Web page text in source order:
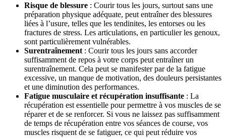
Risque de blessure : Courir tous les jours, surtout sans une
préparation physique adéquate, peut entraîner des blessures
liées à l’usure, telles que les tendinites, les entorses ou les
fractures de stress. Les articulations, en particulier les genoux,
sont particulièrement vulnérables.
Surentraînement : Courir tous les jours sans accorder
suffisamment de repos à votre corps peut entraîner un
surentraînement. Cela peut se manifester par de la fatigue
excessive, un manque de motivation, des douleurs persistantes
et une diminution des performances.
Fatigue musculaire et récupération insuffisante : La
récupération est essentielle pour permettre à vos muscles de se
réparer et de se renforcer. Si vous ne laissez pas suffisamment
de temps de récupération entre vos séances de course, vos
muscles risquent de se fatiguer, ce qui peut réduire vos